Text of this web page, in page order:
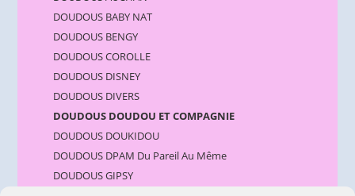
DOUDOUS BABY NAT
DOUDOUS BENGY
DOUDOUS COROLLE
DOUDOUS DISNEY
DOUDOUS DIVERS
DOUDOUS DOUDOU ET COMPAGNIE
DOUDOUS DOUKIDOU
DOUDOUS DPAM Du Pareil Au Même
DOUDOUS GIPSY